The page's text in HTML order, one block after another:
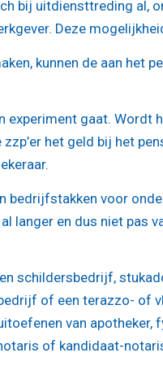
bij uitdiensttreding al,
Deze
kunnen de aan het
experiment gaat. Wordt
het geld bij het
bedrijfstakken voor
langer en dus niet pas
schildersbedrijf,
of een terazzo- of
van apotheker,
of kandidaat-